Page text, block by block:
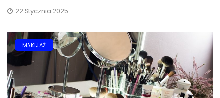
22 Stycznia 2025
MAKIJAŻ